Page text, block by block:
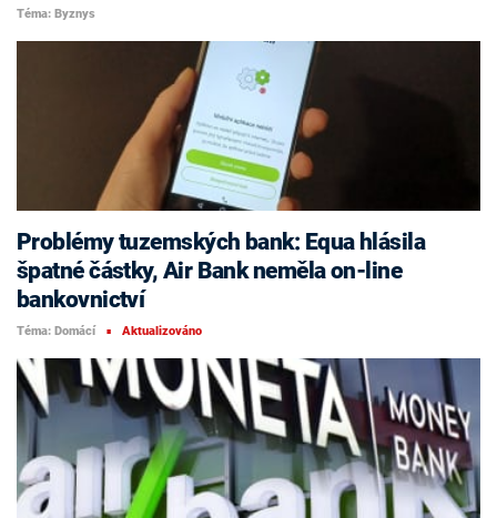
Téma: Byznys
Problémy tuzemských bank: Equa hlásila
špatné částky, Air Bank neměla on-line
bankovnictví
Téma: Domácí ■ Aktualizováno